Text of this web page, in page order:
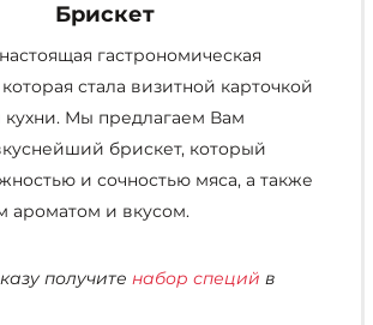
Брискет
гастрономическая
стала визитной карточкой
Мы предлагаем Вам
брискет, который
и сочностью мяса, а также
ароматом и вкусом.
получите набор специй в